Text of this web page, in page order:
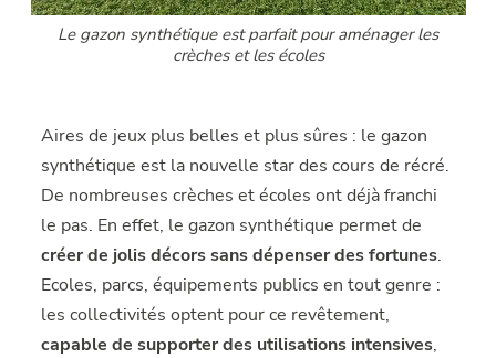
Le gazon synthétique est parfait pour aménager les
crèches et les écoles
Aires de jeux plus belles et plus sûres : le gazon
synthétique est la nouvelle star des cours de récré.
De nombreuses crèches et écoles ont déjà franchi
le pas. En effet, le gazon synthétique permet de
créer de jolis décors sans dépenser des fortunes.
Ecoles, parcs, équipements publics en tout genre :
les collectivités optent pour ce revêtement,
capable de supporter des utilisations intensives,